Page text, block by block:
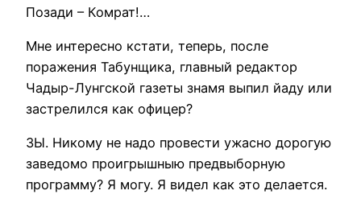
Позади – Комрат!…
Мне интересно кстати, теперь, после
поражения Табунщика, главный редактор
Чадыр-Лунгской газеты знамя выпил йаду или
застрелился как офицер?
ЗЫ. Никому не надо провести ужасно дорогую
заведомо проигрышныю предвыборную
программу? Я могу. Я видел как это делается.